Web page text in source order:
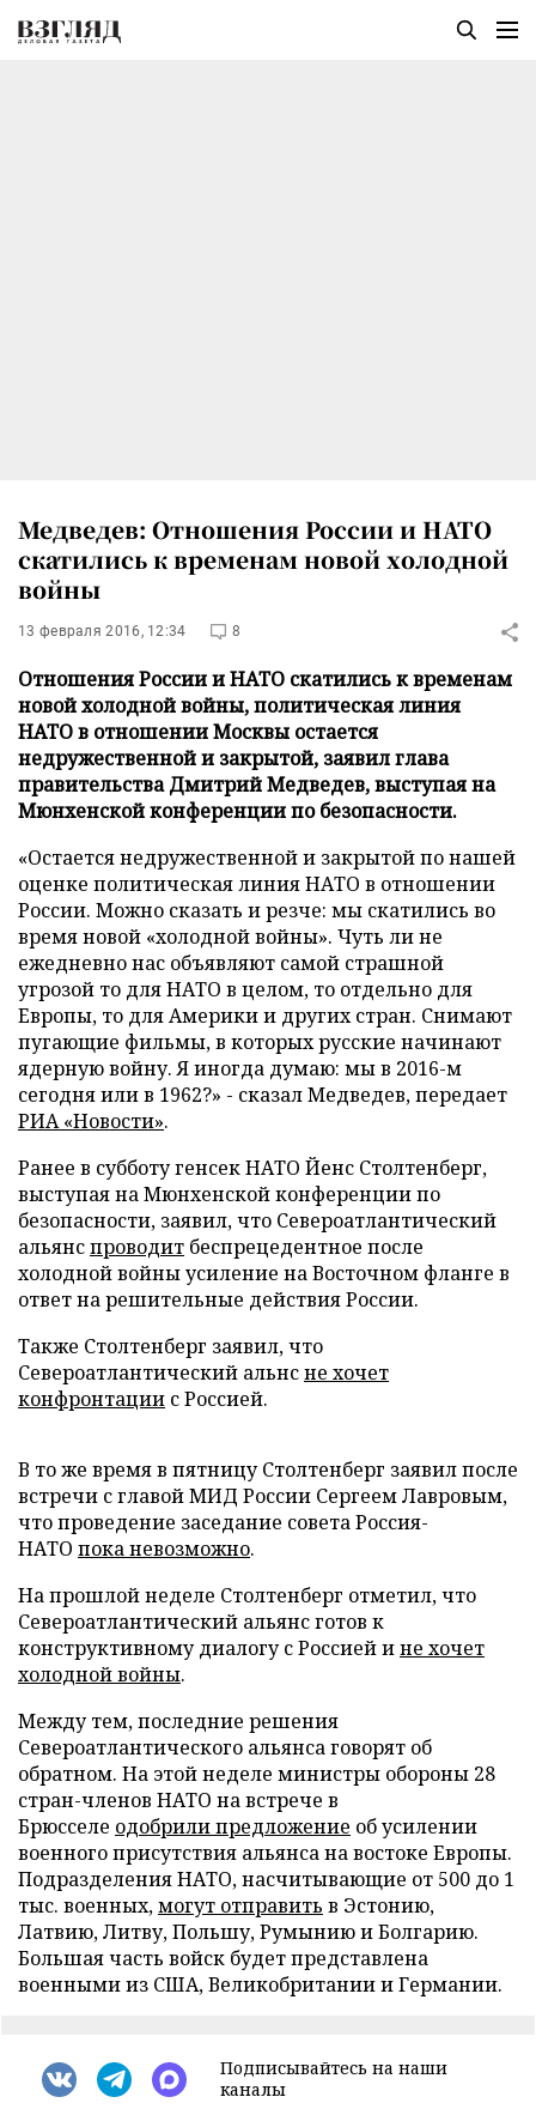
Медведев: Отношения России и НАТО
скатились к временам новой холодной
войны
13 февраля 2016, 12:34 8
Отношения России и НАТО скатились к временам
новой холодной войны, политическая линия
НАТО в отношении Москвы остается
недружественной и закрытой, заявил глава
правительства Дмитрий Медведев, выступая на
Мюнхенской конференции по безопасности.
«Остается недружественной и закрытой по нашей
оценке политическая линия НАТО в отношении
России. Можно сказать и резче: мы скатились во
время новой «холодной войны». Чуть ли не
ежедневно нас объявляют самой страшной
угрозой то для НАТО в целом, то отдельно для
Европы, то для Америки и других стран. Снимают
пугающие фильмы, в которых русские начинают
ядерную войну. Я иногда думаю: мы в 2016-м
сегодня или в 1962?» - сказал Медведев, передает
РИА «Новости».
Ранее в субботу генсек НАТО Йенс Столтенберг,
выступая на Мюнхенской конференции по
безопасности, заявил, что Североатлантический
альянспроводит беспрецедентное после
холодной войны усиление на Восточном фланге в
ответ на решительные действия России.
Также Столтенберг заявил, что
Североатлантический альнсне хочет
конфронтации с Россией.
В то же время в пятницу Столтенберг заявил после
встречи с главой МИД России Сергеем Лавровым,
что проведение заседание совета Россия-
НАТО пока невозможно.
На прошлой неделе Столтенберг отметил, что
Североатлантический альянс готов к
конструктивному диалогу с Россией ине хочет
холодной войны.
Между тем, последние решения
Североатлантического альянса говорят об
обратном. На этой неделе министры обороны 28
стран-членов НАТО на встрече в
Брюсселе одобрили предложение об усилении
военного присутствия альянса на востоке Европы.
Подразделения НАТО, насчитывающие от 500 до 1
тыс. военных,могут отправить в Эстонию,
Латвию, Литву, Польшу, Румынию и Болгарию.
Большая часть войск будет представлена
военными из США, Великобритании и Германии.
Подписывайтесь на наши
каналы